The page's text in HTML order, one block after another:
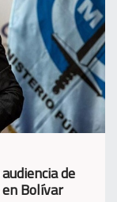
de
Bolívar